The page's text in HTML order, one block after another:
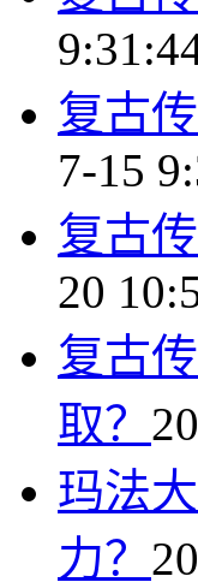
复古
7-15
复古
20
复古
取？
玛法
力？